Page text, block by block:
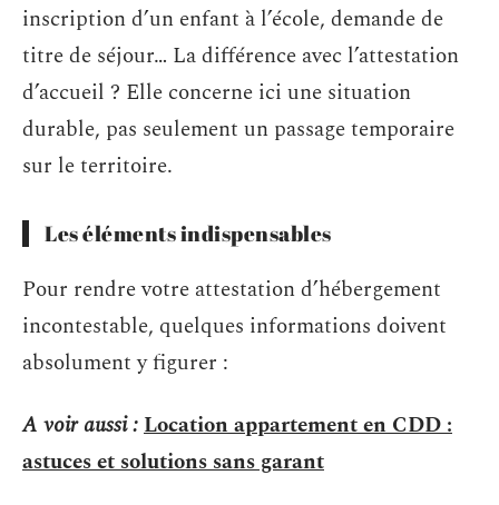
inscription d’un enfant à l’école, demande de
titre de séjour… La différence avec l’attestation
d’accueil ? Elle concerne ici une situation
durable, pas seulement un passage temporaire
sur le territoire.
Les éléments indispensables
Pour rendre votre attestation d’hébergement
incontestable, quelques informations doivent
absolument y figurer :
A voir aussi :Location appartement en CDD :
astuces et solutions sans garant